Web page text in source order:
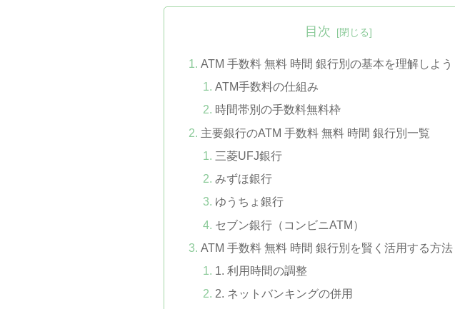
目次
ATM 手数料 無料 時間 銀行別の基本を理解しよう
ATM手数料の仕組み
時間帯別の手数料無料枠
主要銀行のATM 手数料 無料 時間 銀行別一覧
三菱UFJ銀行
みずほ銀行
ゆうちょ銀行
セブン銀行（コンビニATM）
ATM 手数料 無料 時間 銀行別を賢く活用する方法
1. 利用時間の調整
2. ネットバンキングの併用